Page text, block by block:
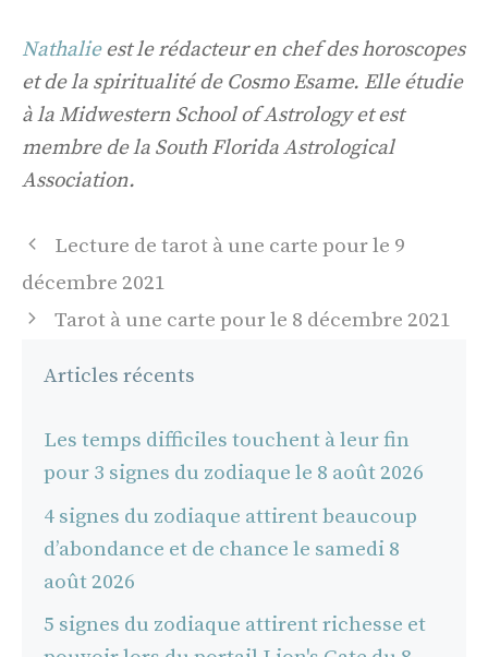
Nathalieest le rédacteur en chef des horoscopes
et de la spiritualité de Cosmo Esame. Elle étudie
à la Midwestern School of Astrology et est
membre de la South Florida Astrological
Association.
Navigation
des
Lecture de tarot à une carte pour le 9
décembre 2021
Tarot à une carte pour le 8 décembre 2021
Articles récents
Les temps difficiles touchent à leur fin
pour 3 signes du zodiaque le 8 août 2026
4 signes du zodiaque attirent beaucoup
d’abondance et de chance le samedi 8
août 2026
5 signes du zodiaque attirent richesse et